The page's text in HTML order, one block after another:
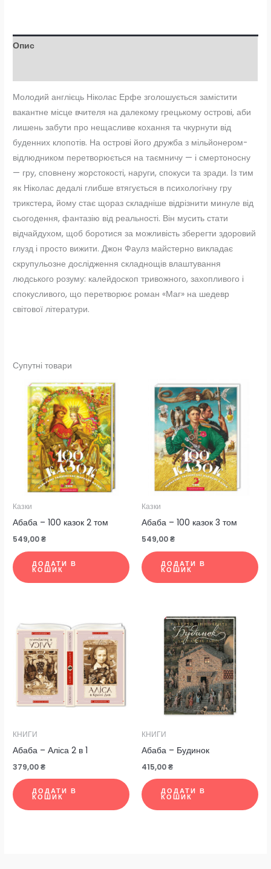
Опис
Молодий англієць Ніколас Ерфе зголошується замістити
вакантне місце вчителя на далекому грецькому острові, аби
лишень забути про нещасливе кохання та чкурнути від
буденних клопотів. На острові його дружба з мільйонером-
відлюдником перетворюється на таємничу — і смертоносну
— гру, сповнену жорстокості, наруги, спокуси та зради. Із тим
як Ніколас дедалі глибше втягується в психологічну гру
трикстера, йому стає щораз складніше відрізнити минуле від
сьогодення, фантазію від реальності. Він мусить стати
відчайдухом, щоб боротися за можливість зберегти здоровий
глузд і просто вижити. Джон Фаулз майстерно викладає
скрупульозне дослідження складнощів влаштування
людського розуму: калейдоскоп тривожного, захопливого і
спокусливого, що перетворює роман «Маг» на шедевр
світової літератури.
Супутні товари
Казки
Абаба – 100 казок 2 том
549,00₴
ДОДАТИ В
КОШИК
Казки
Абаба – 100 казок 3 том
549,00₴
ДОДАТИ В
КОШИК
КНИГИ
Абаба – Аліса 2 в 1
379,00₴
ДОДАТИ В
КОШИК
КНИГИ
Абаба – Будинок
415,00₴
ДОДАТИ В
КОШИК